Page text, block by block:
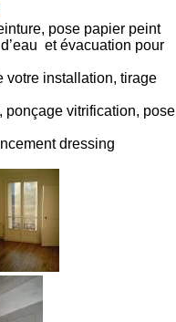
pose papier peint
et évacuation pour
votre installation, tirage
ponçage vitrification, pose
dressing